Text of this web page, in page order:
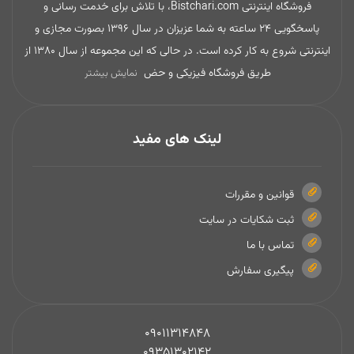
فروشگاه اینترنتی Bistchari.com، با تلاش برای خدمت رسانی و
پاسخگویی 24 ساعته به شما عزیزان در سال 1396 بصورت مجازی و
اینترنتی شروع به کار کرده است. در حالی که این مجموعه از سال 1380 از
طریق فروشگاه فیزیکی و حض نمایش بیشتر
لینک های مفید
قوانین و مقررات
ثبت شکایات در سایت
تماس با ما
پیگیری سفارش
09011314848